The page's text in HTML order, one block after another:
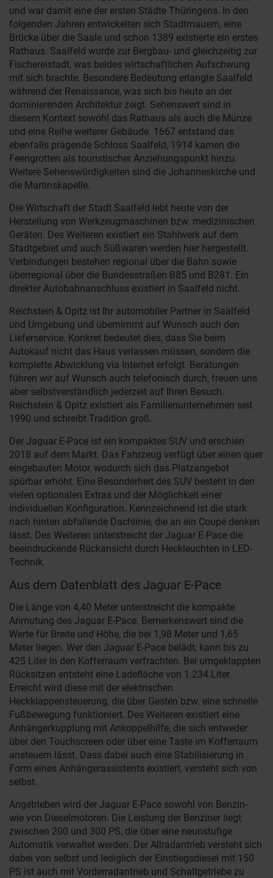
und war damit eine der ersten Städte Thüringens. In den
folgenden Jahren entwickelten sich Stadtmauern, eine
Brücke über die Saale und schon 1389 existierte ein erstes
Rathaus. Saalfeld wurde zur Bergbau- und gleichzeitig zur
Fischereistadt, was beides wirtschaftlichen Aufschwung
mit sich brachte. Besondere Bedeutung erlangte Saalfeld
während der Renaissance, was sich bis heute an der
dominierenden Architektur zeigt. Sehenswert sind in
diesem Kontext sowohl das Rathaus als auch die Münze
und eine Reihe weiterer Gebäude. 1667 entstand das
ebenfalls prägende Schloss Saalfeld, 1914 kamen die
Feengrotten als touristischer Anziehungspunkt hinzu.
Weitere Sehenswürdigkeiten sind die Johanneskirche und
die Martinskapelle.
Die Wirtschaft der Stadt Saalfeld lebt heute von der
Herstellung von Werkzeugmaschinen bzw. medizinischen
Geräten. Des Weiteren existiert ein Stahlwerk auf dem
Stadtgebiet und auch Süßwaren werden hier hergestellt.
Verbindungen bestehen regional über die Bahn sowie
überregional über die Bundesstraßen B85 und B281. Ein
direkter Autobahnanschluss existiert in Saalfeld nicht.
Reichstein & Opitz ist Ihr automobiler Partner in Saalfeld
und Umgebung und übernimmt auf Wunsch auch den
Lieferservice. Konkret bedeutet dies, dass Sie beim
Autokauf nicht das Haus verlassen müssen, sondern die
komplette Abwicklung via Internet erfolgt. Beratungen
führen wir auf Wunsch auch telefonisch durch, freuen uns
aber selbstverständlich jederzeit auf Ihren Besuch.
Reichstein & Opitz existiert als Familienunternehmen seit
1990 und schreibt Tradition groß.
Der Jaguar E-Pace ist ein kompaktes SUV und erschien
2018 auf dem Markt. Das Fahrzeug verfügt über einen quer
eingebauten Motor, wodurch sich das Platzangebot
spürbar erhöht. Eine Besonderheit des SUV besteht in den
vielen optionalen Extras und der Möglichkeit einer
individuellen Konfiguration. Kennzeichnend ist die stark
nach hinten abfallende Dachlinie, die an ein Coupé denken
lässt. Des Weiteren unterstreicht der Jaguar E-Pace die
beeindruckende Rückansicht durch Heckleuchten in LED-
Technik.
Aus dem Datenblatt des Jaguar E-Pace
Die Länge von 4,40 Meter unterstreicht die kompakte
Anmutung des Jaguar E-Pace. Bemerkenswert sind die
Werte für Breite und Höhe, die bei 1,98 Meter und 1,65
Meter liegen. Wer den Jaguar E-Pace belädt, kann bis zu
425 Liter in den Kofferraum verfrachten. Bei umgeklappten
Rücksitzen entsteht eine Ladefläche von 1.234 Liter.
Erreicht wird diese mit der elektrischen
Heckklappensteuerung, die über Gesten bzw. eine schnelle
Fußbewegung funktioniert. Des Weiteren existiert eine
Anhängerkupplung mit Ankoppelhilfe, die sich entweder
über den Touchscreen oder über eine Taste im Kofferraum
ansteuern lässt. Dass dabei auch eine Stabilisierung in
Form eines Anhängerassistents existiert, versteht sich von
selbst.
Angetrieben wird der Jaguar E-Pace sowohl von Benzin-
wie von Dieselmotoren. Die Leistung der Benziner liegt
zwischen 200 und 300 PS, die über eine neunstufige
Automatik verwaltet werden. Der Allradantrieb versteht sich
dabei von selbst und lediglich der Einstiegsdiesel mit 150
PS ist auch mit Vorderradantrieb und Schaltgetriebe zu